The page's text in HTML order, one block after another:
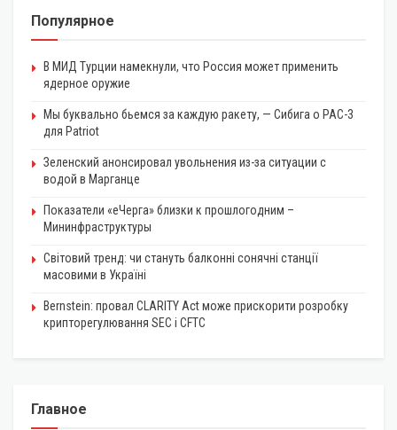
Популярное
В МИД Турции намекнули, что Россия может применить
ядерное оружие
Мы буквально бьемся за каждую ракету, — Сибига о PAC-3
для Patriot
Зеленский анонсировал увольнения из-за ситуации с
водой в Марганце
Показатели «еЧерга» близки к прошлогодним –
Мининфраструктуры
Світовий тренд: чи стануть балконні сонячні станції
масовими в Україні
Bernstein: провал CLARITY Act може прискорити розробку
крипторегулювання SEC і CFTC
Главное